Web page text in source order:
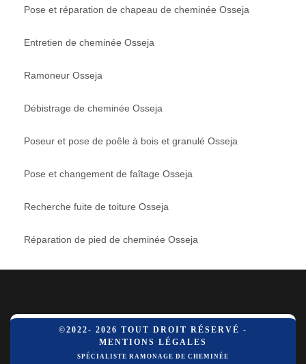
Pose et réparation de chapeau de cheminée Osseja
Entretien de cheminée Osseja
Ramoneur Osseja
Débistrage de cheminée Osseja
Poseur et pose de poêle à bois et granulé Osseja
Pose et changement de faîtage Osseja
Recherche fuite de toiture Osseja
Réparation de pied de cheminée Osseja
©2022- 2026 TOUT DROIT RÉSERVÉ -
MENTIONS LÉGALES
SPÉCIALISTE RAMONAGE DE CHEMINÉE